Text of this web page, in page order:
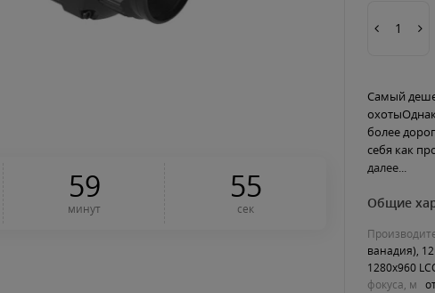
59
минут
54
сек
Самый
более
себя как
далее...
Общие
ванадия),
1280x960
фокуса, м